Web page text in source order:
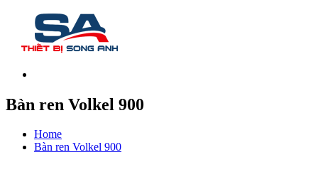
Bàn ren Volkel 900
Home
Bàn ren Volkel 900